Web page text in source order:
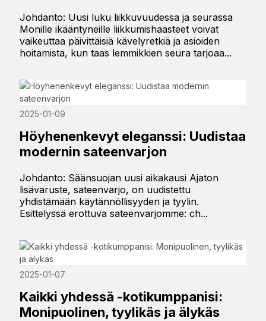
Johdanto: Uusi luku liikkuvuudessa ja seurassa
Monille ikääntyneille liikkumishaasteet voivat
vaikeuttaa päivittäisiä kävelyretkiä ja asioiden
hoitamista, kun taas lemmikkien seura tarjoaa...
2025-01-09
Höyhenenkevyt eleganssi: Uudistaa
modernin sateenvarjon
Johdanto: Säänsuojan uusi aikakausi Ajaton
lisävaruste, sateenvarjo, on uudistettu
yhdistämään käytännöllisyyden ja tyylin.
Esittelyssä erottuva sateenvarjomme: ch...
2025-01-07
Kaikki yhdessä -kotikumppanisi:
Monipuolinen, tyylikäs ja älykäs